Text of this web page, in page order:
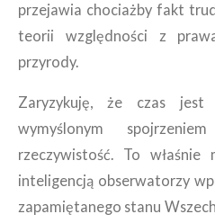
przejawia chociażby fakt
teorii względności z
przyrody.
Zaryzykuję, że czas jest
wymyślonym
rzeczywistość. To właśnie
inteligencją obserwatorzy
zapamiętanego stanu